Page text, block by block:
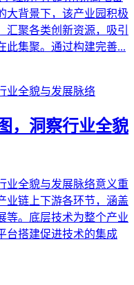
大背景下，该产业园积极
聚各类创新资源，吸引
此集聚。通过构建完善...
，洞察行业全貌
业全貌与发展脉络意义重
业链上下游各环节，涵盖
等。底层技术为整个产业
台搭建促进技术的集成